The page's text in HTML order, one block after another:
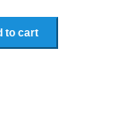
to cart